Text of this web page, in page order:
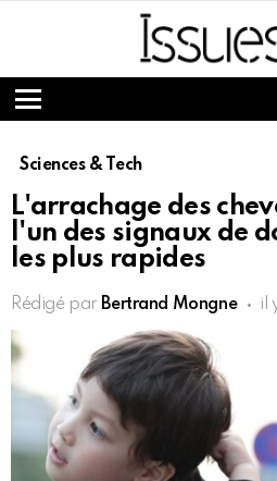
Menu
Sciences & Tech
L'arrachage des
l'un des signaux de
les plus rapides
Rédigé par Bertrand Mongne il